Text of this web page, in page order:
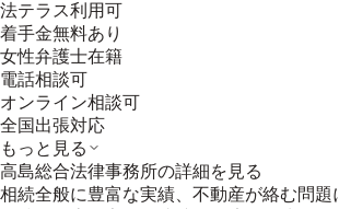
法テラス利用可
着手金無料あり
女性弁護士在籍
電話相談可
オンライン相談可
全国出張対応
もっと見る
高島総合法律事務所の詳細を見る
相続全般に豊富な実績、不動産が絡む問題